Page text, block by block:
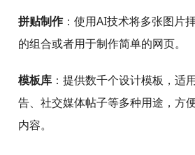
拼贴制作：使用AI技术将多张图片
的组合或者用于制作简单的网页。
模板库 ：提供数千个设计模板，适
告、社交媒体帖子等多种用途，方
内容。